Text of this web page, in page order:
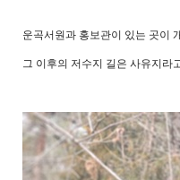
운곡서원과 홍보관이 있는 곳이
그 이후의 저수지 길은 사유지라